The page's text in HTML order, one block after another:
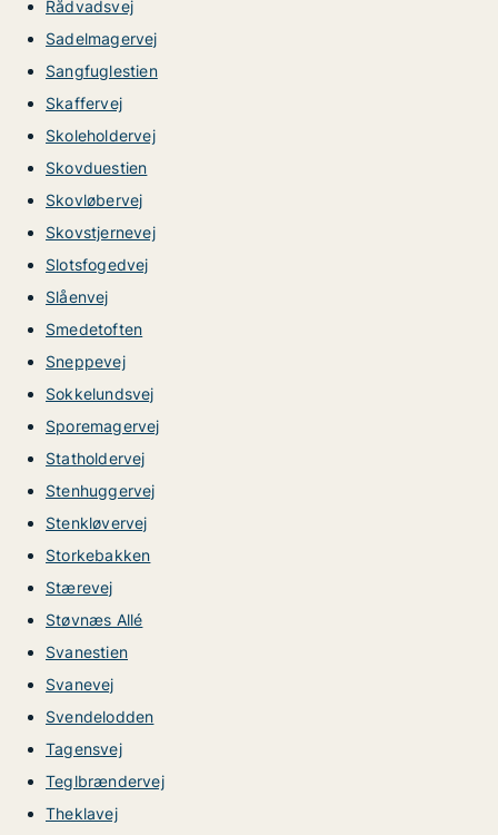
Rådvadsvej
Sadelmagervej
Sangfuglestien
Skaffervej
Skoleholdervej
Skovduestien
Skovløbervej
Skovstjernevej
Slotsfogedvej
Slåenvej
Smedetoften
Sneppevej
Sokkelundsvej
Sporemagervej
Statholdervej
Stenhuggervej
Stenkløvervej
Storkebakken
Stærevej
Støvnæs Allé
Svanestien
Svanevej
Svendelodden
Tagensvej
Teglbrændervej
Theklavej